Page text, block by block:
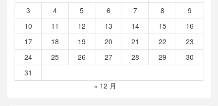
3
4 5 6 7 8
9
10
11 12 13 14 15
16
17
18 19 20 21 22
23
24
25 26 27 28 29
30
31
« 12 月